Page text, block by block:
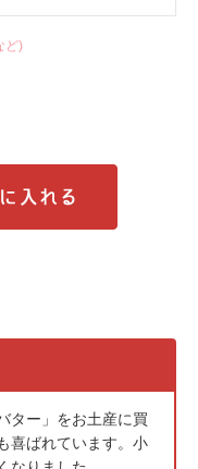
ど)
ター」をお土産に買
喜ばれています。小